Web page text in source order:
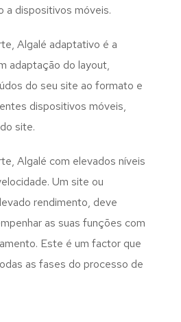
a dispositivos móveis.
Algalé adaptativo é a
adaptação do layout,
do seu site ao formato e
dispositivos móveis,
site.
Algalé com elevados níveis
Um site ou
rendimento, deve
as suas funções com
Este é um factor que
as fases do processo de